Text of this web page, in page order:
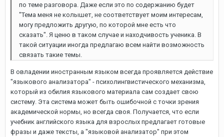
по теме разговора. Даже если это по содержанию будет
"Тема меня не колышет, не соответствует моим интересам,
могу предложить другую, по которой мне есть что
сказать". Я ценю в таком случае и находчивость ученика. В
такой ситуации иногда предлагаю всем найти возможность
связать такие темы.
В овладении иностранным языком всегда проявляется действие
"языкового анализатора" - психолингвистического механизма,
который из обилия языкового материала сам создает свою
систему. Эта система может быть ошибочной с точки зрения
академической нормы, но всегда своя. Получается, что если
учебник английского языка для взрослых предлагает готовые
фразы и даже тексты, а "языковой анализатор" при этом